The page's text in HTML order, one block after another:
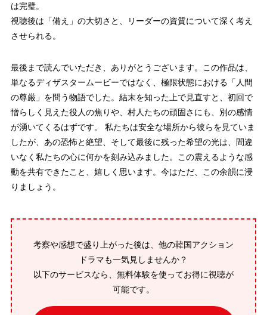
は完璧。
視聴後は「備え」の大切さと、リーダーの資質について深く考え
させられる。
最後まで読んでいただき、ありがとうございます。この作品は、
単なるディザスタームービーではなく、極限状態における「人間
の尊厳」を問う物語でした。結末を知った上で見直すと、初回で
憎らしく見えた役人の焦りや、村人たちの頑固さにも、別の感情
が湧いてくるはずです。 私たちは安全な場所から彼らを見ていま
したが、あの恐怖と絶望、そして最後に残った希望の光は、間違
いなく私たちの心に何かを刻み込みました。この震えるような感
動を共有できたこと、嬉しく思います。今はただ、この余韻に浸
りましょう。
考察や感想で盛り上がった後は、他の韓国アクション
ドラマも一気見しませんか？
以下のサービスなら、無料体験を使ってお得に視聴が
可能です。